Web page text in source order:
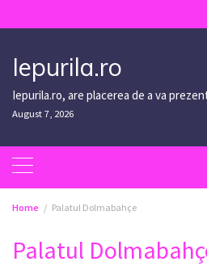
to
Iepurila.ro
Iepurila.ro, are placerea de a va
August 7, 2026
Home Palatul Dolmabahçe
Palatul